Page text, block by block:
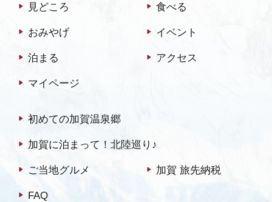
見どころ 食べる
おみやげ イベント
泊まる アクセス
マイページ
初めての加賀温泉郷
加賀に泊まって！北陸巡り♪
ご当地グルメ 加賀 旅先納税
FAQ